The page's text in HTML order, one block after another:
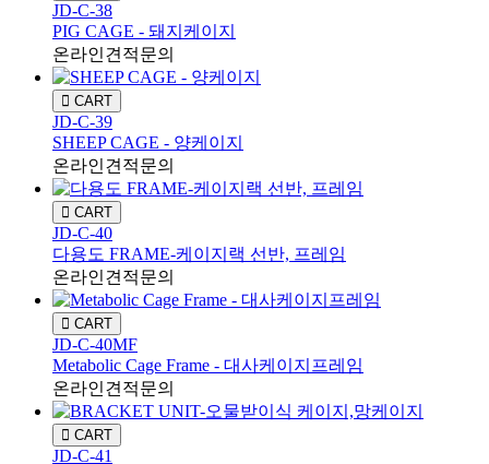
JD-C-38
PIG CAGE - 돼지케이지
온라인견적문의
CART
JD-C-39
SHEEP CAGE - 양케이지
온라인견적문의
CART
JD-C-40
다용도 FRAME-케이지랙 선반, 프레임
온라인견적문의
CART
JD-C-40MF
Metabolic Cage Frame - 대사케이지프레임
온라인견적문의
CART
JD-C-41